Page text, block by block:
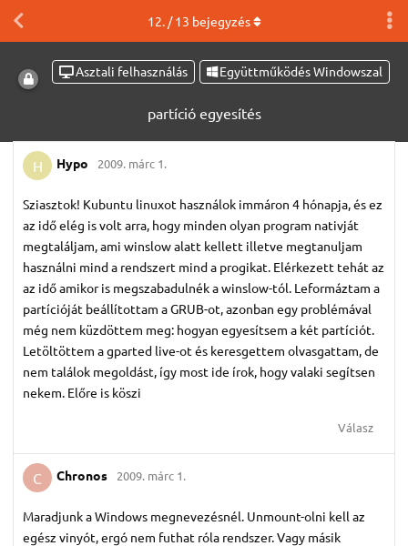
Asztali felhasználás Együttműködés Windowszal
partíció egyesítés
12. /13 bejegyzés
H Hypo 2009. márc 1.
Sziasztok! Kubuntu linuxot használok immáron 4 hónapja, és ez
az idő elég is volt arra, hogy minden olyan program nativját
megtaláljam, ami winslow alatt kellett illetve megtanuljam
használni mind a rendszert mind a progikat. Elérkezett tehát az
az idő amikor is megszabadulnék a winslow-tól. Leformáztam a
partícióját beállítottam a GRUB-ot, azonban egy problémával
még nem küzdöttem meg: hogyan egyesítsem a két partíciót.
Letöltöttem a gparted live-ot és keresgettem olvasgattam, de
nem találok megoldást, így most ide írok, hogy valaki segítsen
nekem. Előre is köszi
Válasz
C Chronos 2009. márc 1.
Maradjunk a Windows megnevezésnél. Unmount-olni kell az
egész vinyót, ergó nem futhat róla rendszer. Vagy másik